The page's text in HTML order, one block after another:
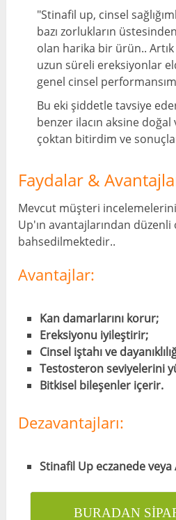
"Stinafil up, cinsel
bazı zorlukların
olan harika bir ürün..
uzun süreli ereksiyonlar
genel cinsel
Bu eki şiddetle tavsiye
benzer ilacın aksine
çoktan bitirdim ve
Faydalar &
Mevcut müşteri
Up'ın avantajlarından düzenli
bahsedilmektedir..
Avantajlar:
Kan damarlarını korur;
Ereksiyonu iyileştirir;
Cinsel iştahı ve
Testosteron seviyelerini
Bitkisel bileşenler içerir.
Dezavantajları:
Stinafil Up eczanede veya
BURADAN